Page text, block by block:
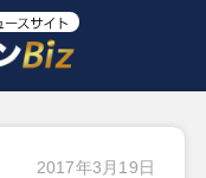
2017年3月19日